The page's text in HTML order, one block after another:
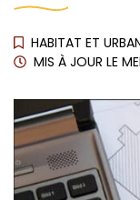
HABITAT ET
MIS À JOUR LE